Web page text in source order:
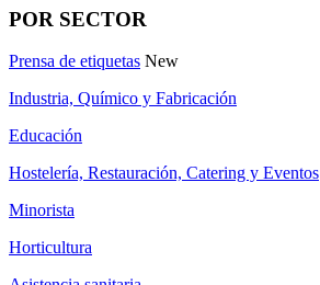
POR SECTOR
Prensa de etiquetas New
Industria, Químico y Fabricación
Educación
Hostelería, Restauración, Catering y Eventos
Minorista
Horticultura